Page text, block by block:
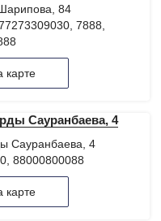
84
7888,
карте
Сауранбаева, 4
Сауранбаева, 4
88000800088
карте